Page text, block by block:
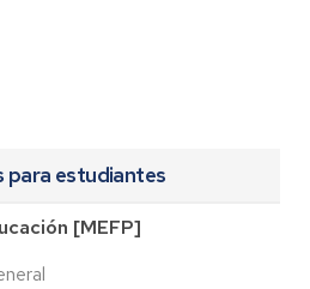
para estudiantes
[MEFP]